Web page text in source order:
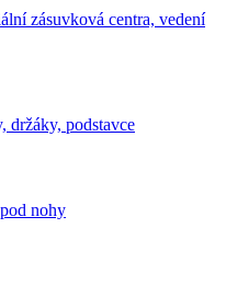
zásuvková centra, vedení
držáky, podstavce
nohy